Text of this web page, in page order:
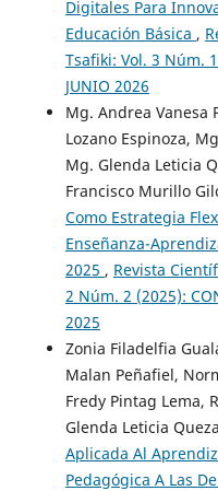
Digitales Para
Educación Básica ,
Tsafiki: Vol. 3 Núm. 1
JUNIO 2026
Mg. Andrea Vanesa
Lozano Espinoza,
Mg. Glenda Leticia
Francisco Murillo
Como Estrategia
Enseñanza-
2025 , Revista
2 Núm. 2 (2025):
2025
Zonia Filadelfia
Malan Peñafiel,
Fredy Pintag Lema,
Glenda Leticia
Aplicada Al
Pedagógica A Las